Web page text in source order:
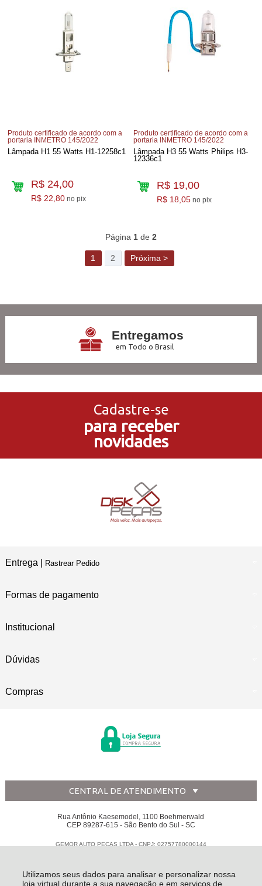
Utilizamos seus dados para analisar e personalizar nossa
loja virtual durante a sua navegação e em serviços de
Produto certificado de acordo com a
portaria INMETRO 145/2022
Lâmpada H1 55 Watts H1-12258c1
R$ 24,00
R$ 22,80 no pix
Produto certificado de acordo com a
portaria INMETRO 145/2022
Lâmpada H3 55 Watts Philips H3-
12336c1
R$ 19,00
R$ 18,05 no pix
Página 1de 2
1 2 Próxima >
Entregamos
em Todo o Brasil
no Cartão de Crédito
5% de Desconto
no Pagamento PIX
Em Nossas Lojas Físicas
Cadastre-se
para receber
novidades
Entrega | Rastrear Pedido
Formas de pagamento
Institucional
Dúvidas
Compras
CENTRAL DE ATENDIMENTO
Rua Antônio Kaesemodel, 1100 Boehmerwald
CEP 89287-615 - São Bento do Sul - SC
GEMOR AUTO PECAS LTDA - CNPJ: 02757780000144